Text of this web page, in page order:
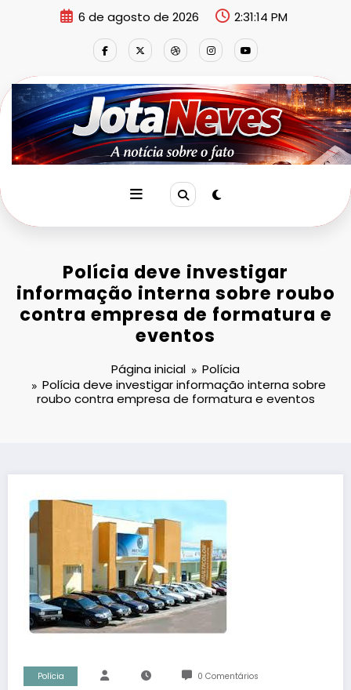
6 de agosto de 2026 2:31:15 PM
Polícia deve investigar
informação interna sobre roubo
contra empresa de formatura e
eventos
Página inicial
Polícia
Polícia deve investigar informação interna sobre
roubo contra empresa de formatura e eventos
Polícia 0 Comentários